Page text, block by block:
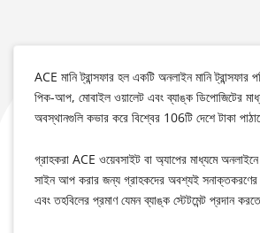
ACE মানি ট্রান্সফার হল একটি অনলাইন মানি ট্রান্সফার
পিক-আপ, মোবাইল ওয়ালেট এবং ব্যাঙ্ক ডিপোজিটের
অবস্থানগুলি কভার করে বিশ্বের 106টি দেশে টাকা
গ্রাহকরা ACE ওয়েবসাইট বা অ্যাপের মাধ্যমে
সাইন আপ করার জন্য গ্রাহকদের অবশ্যই সনাক্তকরণের
এবং তহবিলের প্রমাণ যেমন ব্যাঙ্ক স্টেটমেন্ট প্রদান